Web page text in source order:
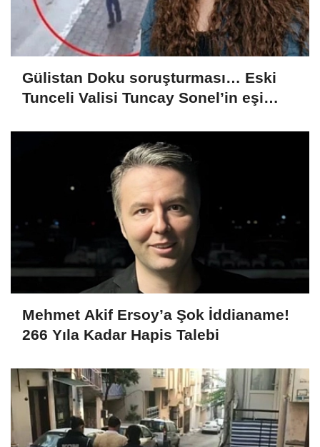
Gülistan Doku soruşturması… Eski
Tunceli Valisi Tuncay Sonel’in eşi
Mehmet Akif Ersoy’a Şok İddianame!
266 Yıla Kadar Hapis Talebi